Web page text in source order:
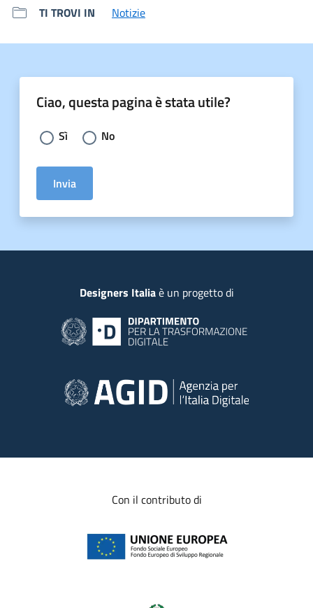
TI TROVI IN Notizie
Ciao, questa pagina è stata utile?
Scegli la risposta:
Sì No
Invia
Designers Italiaè un progetto di
Con il contributo di